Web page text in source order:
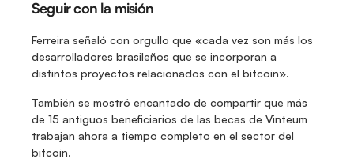
Seguir con la misión
Ferreira señaló con orgullo que «cada vez son más los
desarrolladores brasileños que se incorporan a
distintos proyectos relacionados con el bitcoin».
También se mostró encantado de compartir que más
de 15 antiguos beneficiarios de las becas de Vinteum
trabajan ahora a tiempo completo en el sector del
bitcoin.